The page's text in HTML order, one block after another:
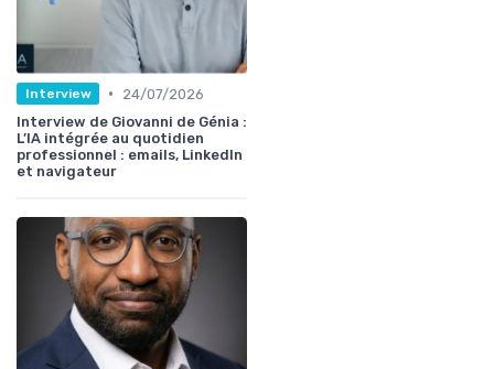
Interview •
24/07/2026
Interview de Giovanni de Génia :
L’IA intégrée au quotidien
professionnel : emails, LinkedIn
et navigateur